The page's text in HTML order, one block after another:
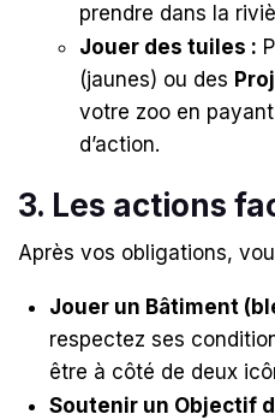
prendre dans la
Jouer des tuiles :
(jaunes) ou des
votre zoo en
d’action.
3. Les actions
Après vos obligations,
Jouer un Bâtiment
respectez ses
être à côté de deux
Soutenir un Objectif